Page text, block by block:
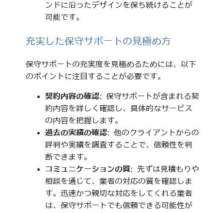
ンドに沿ったデザインを保ち続けることが
可能です。
充実した保守サポートの見極め方
保守サポートの充実度を見極めるためには、以下
のポイントに注目することが必要です。
契約内容の確認: 保守サポートが含まれる契
約内容を詳しく確認し、具体的なサービス
の内容を把握します。
過去の実績の確認: 他のクライアントからの
評判や実績を調査することで、信頼性を判
断できます。
コミュニケーションの質: 先ずは見積もりや
相談を通じて、業者の対応の質を確認しま
す。迅速かつ親切な対応をしてくれる業者
は、保守サポートでも信頼できる可能性が